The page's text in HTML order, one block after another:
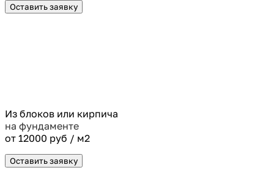
Оставить заявку
Из блоков или кирпича
на фундаменте
от 12000 руб / м2
Оставить заявку